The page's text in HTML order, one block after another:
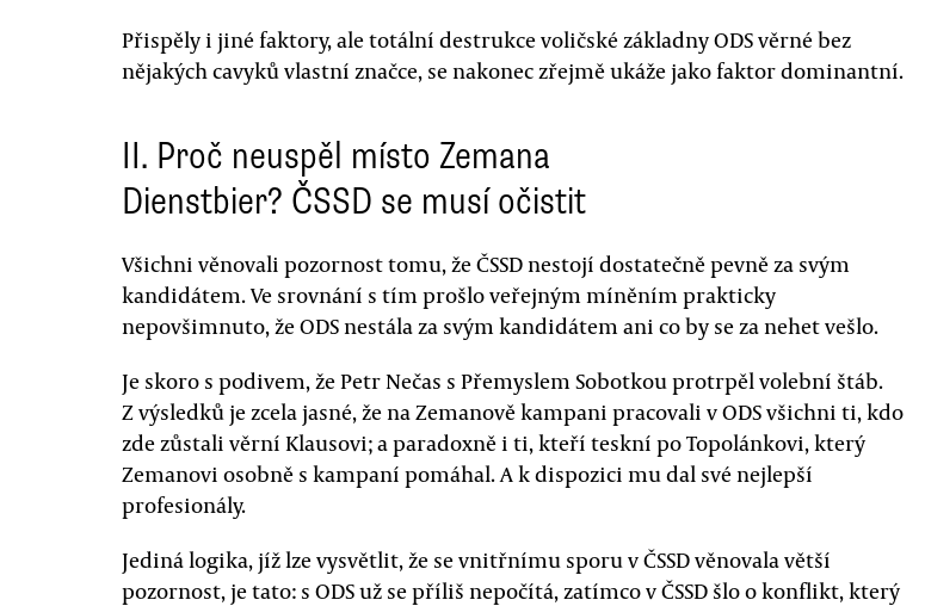
Přispěly i jiné faktory, ale totální destrukce voličské základny ODS věrné bez
nějakých cavyků vlastní značce, se nakonec zřejmě ukáže jako faktor dominantní.
II. Proč neuspěl místo Zemana
Dienstbier? ČSSD se musí očistit
Všichni věnovali pozornost tomu, že ČSSD nestojí dostatečně pevně za svým
kandidátem. Ve srovnání s tím prošlo veřejným míněním prakticky
nepovšimnuto, že ODS nestála za svým kandidátem ani co by se za nehet vešlo.
Je skoro s podivem, že Petr Nečas s Přemyslem Sobotkou protrpěl volební štáb.
Z výsledků je zcela jasné, že na Zemanově kampani pracovali v ODS všichni ti, kdo
zde zůstali věrní Klausovi; a paradoxně i ti, kteří teskní po Topolánkovi, který
Zemanovi osobně s kampaní pomáhal. A k dispozici mu dal své nejlepší
profesionály.
Jediná logika, jíž lze vysvětlit, že se vnitřnímu sporu v ČSSD věnovala větší
pozornost, je tato: s ODS už se příliš nepočítá, zatímco v ČSSD šlo o konflikt, který